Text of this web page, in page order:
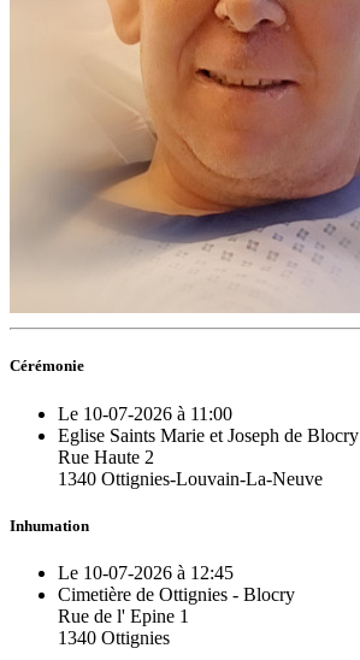
Cérémonie
Le 10-07-2026 à 11:00
Eglise Saints Marie et Joseph de Blocry
Rue Haute 2
1340 Ottignies-Louvain-La-Neuve
Inhumation
Le 10-07-2026 à 12:45
Cimetière de Ottignies - Blocry
Rue de l' Epine 1
1340 Ottignies